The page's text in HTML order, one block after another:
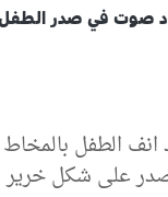
صوت في صدر
انف الطفل
على شكل خرير